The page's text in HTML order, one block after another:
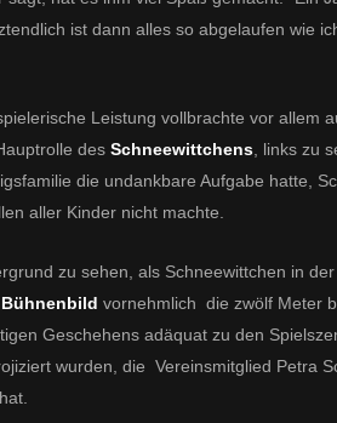
ist dann alles so abgelaufen wie
Leistung vollbrachte vor allem
des Schneewittchens , links zu
die undankbare Aufgabe hatte,
aller Kinder nicht machte.
zu sehen, als Schneewittchen in
Bühnenbild vornehmlich die zwölf Meter
Geschehens adäquat zu den
wurden, die Vereinsmitglied Petra